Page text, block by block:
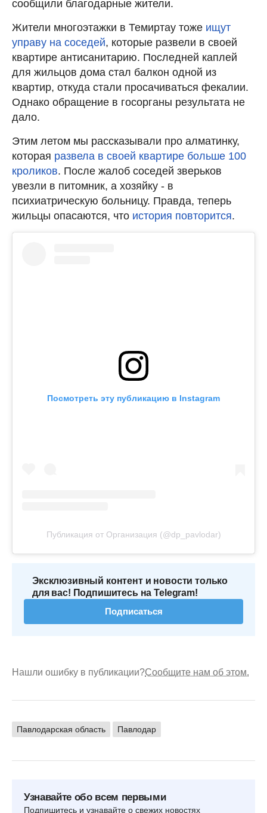
сообщили благодарные жители.
Жители многоэтажки в Темиртау тоже ищут
управу на соседей, которые развели в своей
квартире антисанитарию. Последней каплей
для жильцов дома стал балкон одной из
квартир, откуда стали просачиваться фекалии.
Однако обращение в госорганы результата не
дало.
Этим летом мы рассказывали про алматинку,
которая развела в своей квартире больше 100
кроликов. После жалоб соседей зверьков
увезли в питомник, а хозяйку - в
психиатрическую больницу. Правда, теперь
жильцы опасаются, что история повторится.
Посмотреть эту публикацию в Instagram
Публикация от Организация (@dp_pavlodar)
Эксклюзивный контент и новости только
для вас! Подпишитесь на Telegram!
Подписаться
Нашли ошибку в публикации?Сообщите нам об этом.
Павлодарская область Павлодар
Узнавайте обо всем первыми
Подпишитесь и узнавайте о свежих новостях